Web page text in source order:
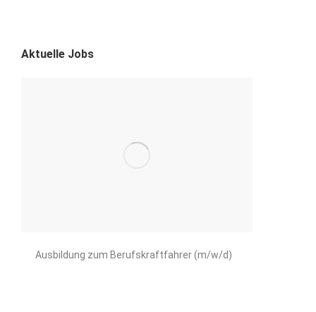
Aktuelle Jobs
Ausbildung zum Berufskraftfahrer (m/w/d)